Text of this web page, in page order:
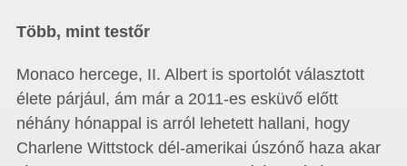
Több, mint testőr
Monaco hercege, II. Albert is sportolót választott
élete párjául, ám már a 2011-es esküvő előtt
néhány hónappal is arról lehetett hallani, hogy
Charlene Wittstock dél-amerikai úszónő haza akar